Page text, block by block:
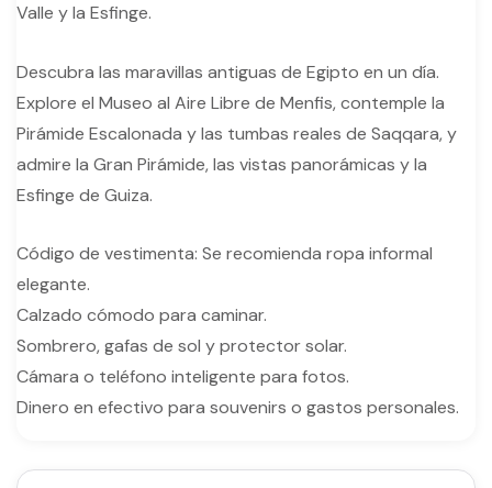
Valle y la Esfinge.
Descubra las maravillas antiguas de Egipto en un día.
Explore el Museo al Aire Libre de Menfis, contemple la
Pirámide Escalonada y las tumbas reales de Saqqara, y
admire la Gran Pirámide, las vistas panorámicas y la
Esfinge de Guiza.
Código de vestimenta: Se recomienda ropa informal
elegante.
Calzado cómodo para caminar.
Sombrero, gafas de sol y protector solar.
Cámara o teléfono inteligente para fotos.
Dinero en efectivo para souvenirs o gastos personales.